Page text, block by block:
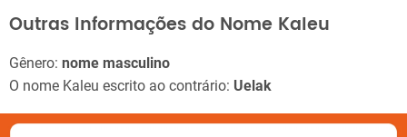
Outras Informações do Nome Kaleu
Gênero: nome masculino
O nome Kaleu escrito ao contrário: Uelak